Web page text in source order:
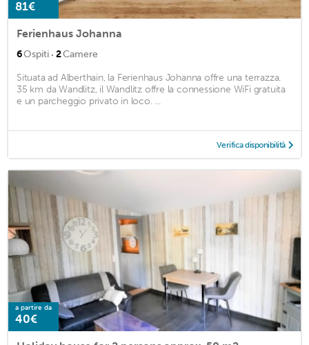
81€
Ferienhaus Johanna
6Ospiti · 2Camere
Situata ad Alberthain, la Ferienhaus Johanna offre una terrazza.
35 km da Wandlitz, il Wandlitz offre la connessione WiFi gratuita
e un parcheggio privato in loco. ...
Verifica disponibilità
a partire da
40€